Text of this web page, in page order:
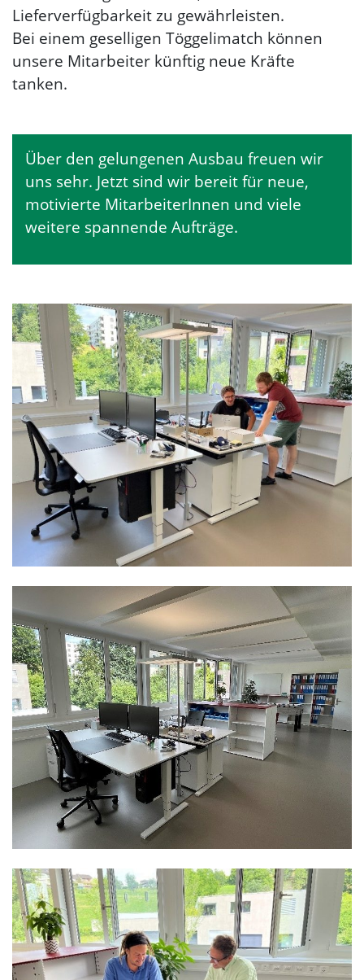
Lieferverfügbarkeit zu gewährleisten.
Bei einem geselligen Töggelimatch können
unsere Mitarbeiter künftig neue Kräfte
tanken.
Über den gelungenen Ausbau freuen wir
uns sehr. Jetzt sind wir bereit für neue,
motivierte MitarbeiterInnen und viele
weitere spannende Aufträge.